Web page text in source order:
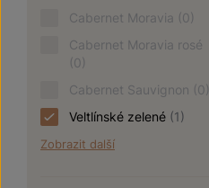
Cabernet Moravia (0)
Cabernet Moravia rosé
(0)
Cabernet Sauvignon (0)
Veltlínské zelené (1)
Zobrazit další